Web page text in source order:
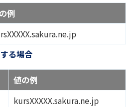
例
る場合
値の例
kursXXXXX.sakura.ne.jp